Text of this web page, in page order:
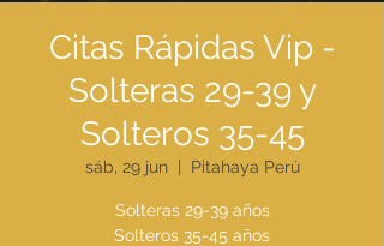
Citas Rápidas Vip -
Solteras 29-39 y
Solteros 35-45
sáb, 29 jun
  |
Pitahaya Perú
Solteras 29-39 años
Solteros 35-45 años